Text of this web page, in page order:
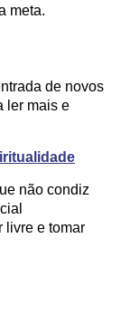
meta.
de novos
ler mais e
não condiz
livre e tomar